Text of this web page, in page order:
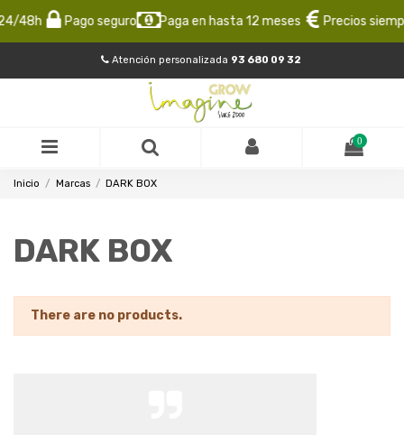
48h Pago seguro Paga en hasta 12 meses Precios
Atención personalizada 93 680 09 32
0
Inicio Marcas DARK BOX
DARK BOX
There are no products.